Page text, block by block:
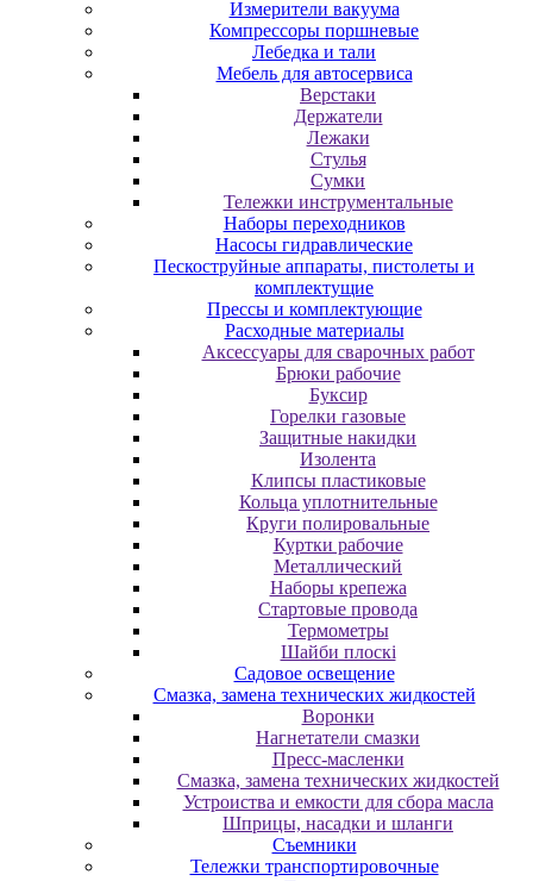
Измерители вакуума
Компрессоры поршневые
Лебедка и тали
Мебель для автосервиса
Верстаки
Держатели
Лежаки
Стулья
Сумки
Тележки инструментальные
Наборы переходников
Насосы гидравлические
Пескоструйные аппараты, пистолеты и
комплектущие
Прессы и комплектующие
Расходные материалы
Аксессуары для сварочных работ
Брюки рабочие
Буксир
Горелки газовые
Защитные накидки
Изолента
Клипсы пластиковые
Кольца уплотнительные
Круги полировальные
Куртки рабочие
Металлический
Наборы крепежа
Стартовые провода
Термометры
Шайби плоскі
Садовое освещение
Смазка, замена технических жидкостей
Воронки
Нагнетатели смазки
Пресс-масленки
Смазка, замена технических жидкостей
Устроиства и емкости для сбора масла
Шприцы, насадки и шланги
Съемники
Тележки транспортировочные